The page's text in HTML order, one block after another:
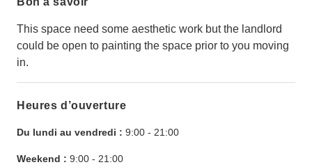
This space need some aesthetic work but the landlord
could be open to painting the space prior to you moving
in.
Heures d’ouverture
Du lundi au vendredi : 9:00 - 21:00
Weekend : 9:00 - 21:00